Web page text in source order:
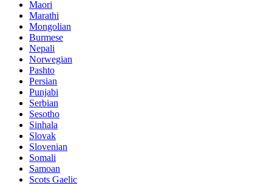
Maori
Marathi
Mongolian
Burmese
Nepali
Norwegian
Pashto
Persian
Punjabi
Serbian
Sesotho
Sinhala
Slovak
Slovenian
Somali
Samoan
Scots Gaelic